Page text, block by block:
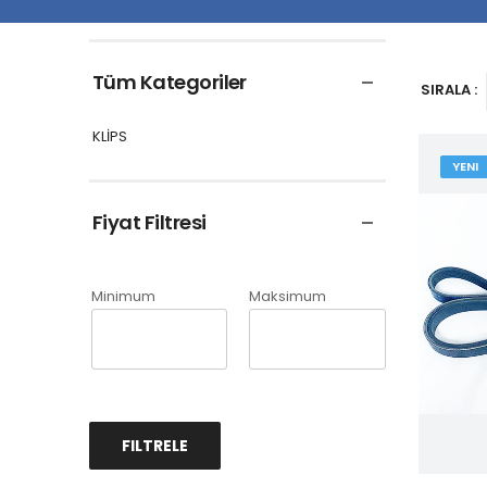
Tüm Kategoriler
KLİPS
Fiyat Filtresi
Minimum Maksimum
FILTRELE
SIRALA :
YENI